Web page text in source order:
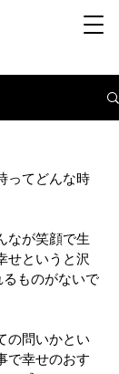
ってどんな時
なが笑顔で生
せというと沢
ものがないで
の問いかとい
で幸せのおす